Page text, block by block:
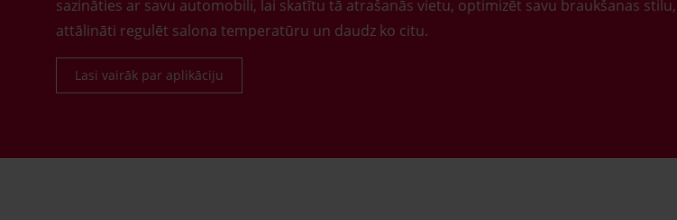
sazināties ar savu automobili, lai skatītu tā atrašanās vietu, optimizēt savu braukšanas stilu,
attālināti regulēt salona temperatūru un daudz ko citu.
Lasi vairāk par aplikāciju